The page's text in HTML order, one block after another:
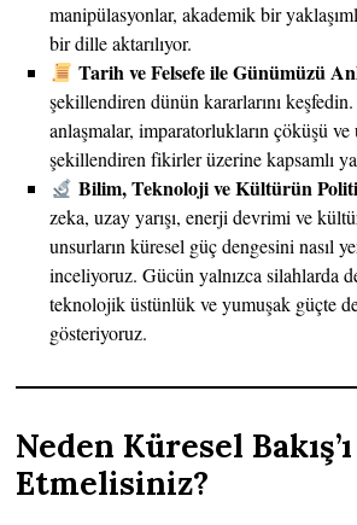
manipülasyonlar, akademik bir
bir dille aktarılıyor.
Tarih ve Felsefe ile Günümüzü
şekillendiren dünün kararlarını
anlaşmalar, imparatorlukların çöküşü
şekillendiren fikirler üzerine kapsamlı
Bilim, Teknoloji ve Kültürün
zeka, uzay yarışı, enerji devrimi ve
unsurların küresel güç dengesini nasıl
inceliyoruz. Gücün yalnızca silahlarda
teknolojik üstünlük ve yumuşak güçte de
gösteriyoruz.
Neden Küresel
Etmelisiniz?